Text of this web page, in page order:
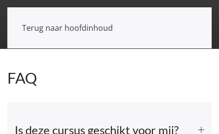
Terug naar hoofdinhoud
FAQ
Is deze cursus geschikt voor mij?